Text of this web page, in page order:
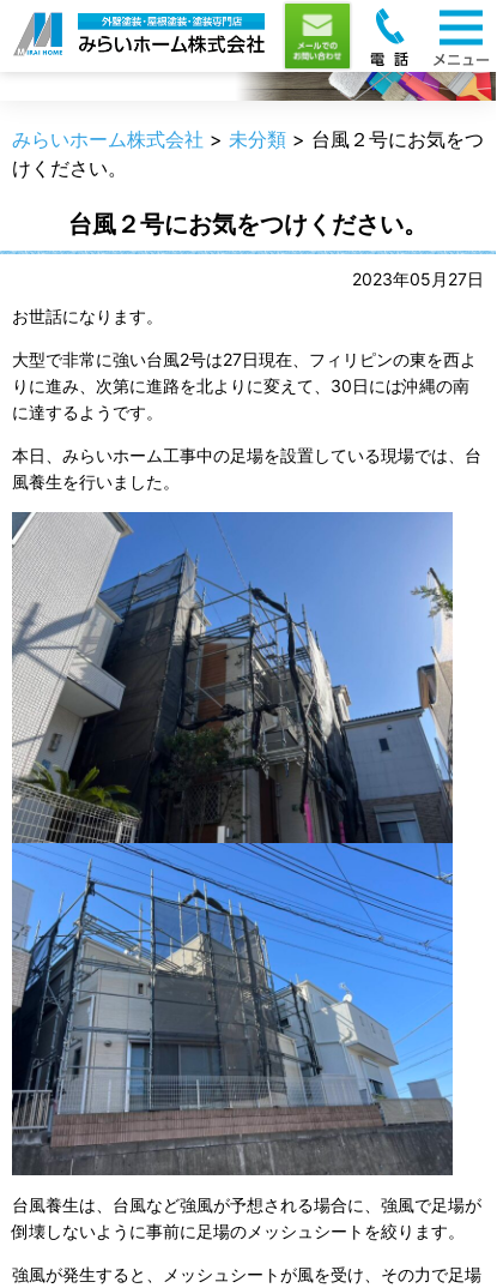
職人のうんちく
みらいホーム株式会社 > 未分類 > 台風２号にお気をつ
けください。
台風２号にお気をつけください。
2023年05月27日
お世話になります。
大型で非常に強い台風2号は27日現在、フィリピンの東を西よ
りに進み、次第に進路を北よりに変えて、30日には沖縄の南
に達するようです。
本日、みらいホーム工事中の足場を設置している現場では、台
風養生を行いました。
台風養生は、台風など強風が予想される場合に、強風で足場が
倒壊しないように事前に足場のメッシュシートを絞ります。
強風が発生すると、メッシュシートが風を受け、その力で足場